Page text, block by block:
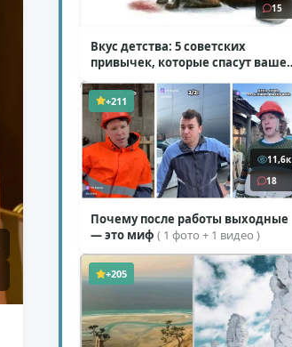
15
Вкус детства: 5 советских
привычек, которые спасут ваше
+211
11,6к
18
Почему после работы выходные
— это миф ( 1 фото + 1 видео )
+205